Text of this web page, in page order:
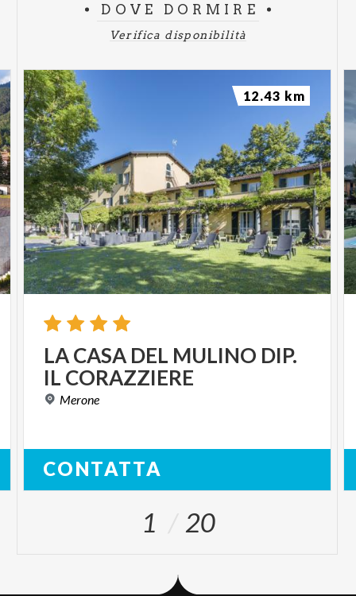
DOVE DORMIRE
Verifica disponibilità
LACASA DEL MULINO DIP.
IL CORAZZIERE
Merone
CONTATTA
12.43 km
1 20